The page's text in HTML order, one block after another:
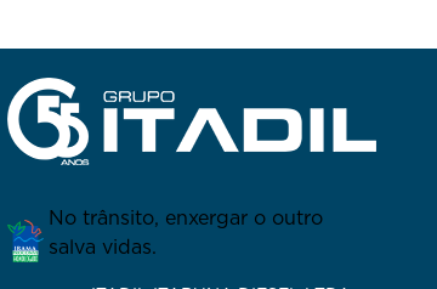
No trânsito, enxergar o outro
salva vidas.